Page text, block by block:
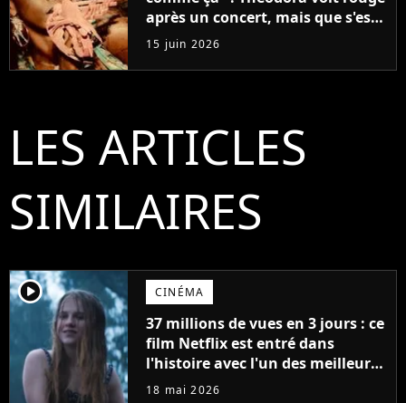
après un concert, mais que s'est-
il passé ?
15 juin 2026
LES ARTICLES
SIMILAIRES
player2 CINÉMA
37 millions de vues en 3 jours : ce
film Netflix est entré dans
l'histoire avec l'un des meilleurs
lancements de tous les temps
18 mai 2026